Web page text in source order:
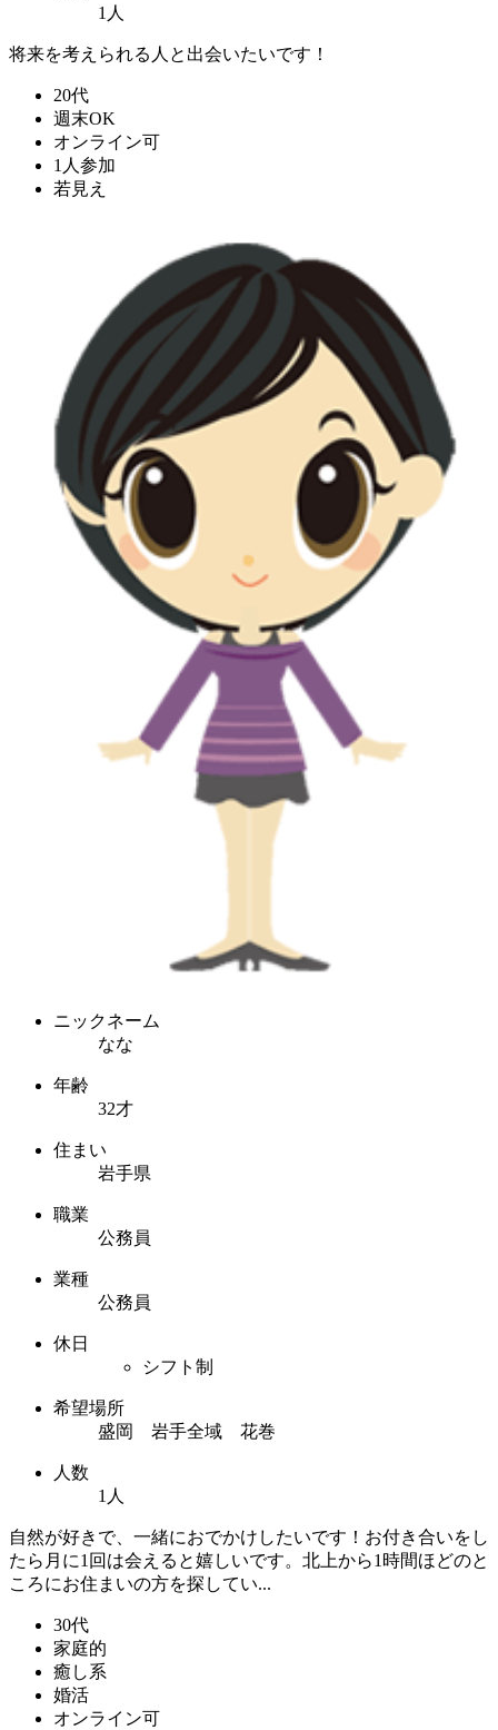
1人
将来を考えられる人と出会いたいです！
20代
週末OK
オンライン可
1人参加
若見え
ニックネーム
なな
年齢
32才
住まい
岩手県
職業
公務員
業種
公務員
休日
シフト制
希望場所
盛岡 岩手全域 花巻
人数
1人
自然が好きで、一緒におでかけしたいです！お付き合いをし
たら月に1回は会えると嬉しいです。北上から1時間ほどのと
ころにお住まいの方を探してい...
30代
家庭的
癒し系
婚活
オンライン可